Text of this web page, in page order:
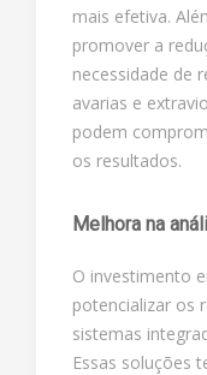
mais efetiva.
promover a
necessidade de
avarias e
podem
os resultados.
Melhora na
O investimento
potencializar os
sistemas
Essas soluções